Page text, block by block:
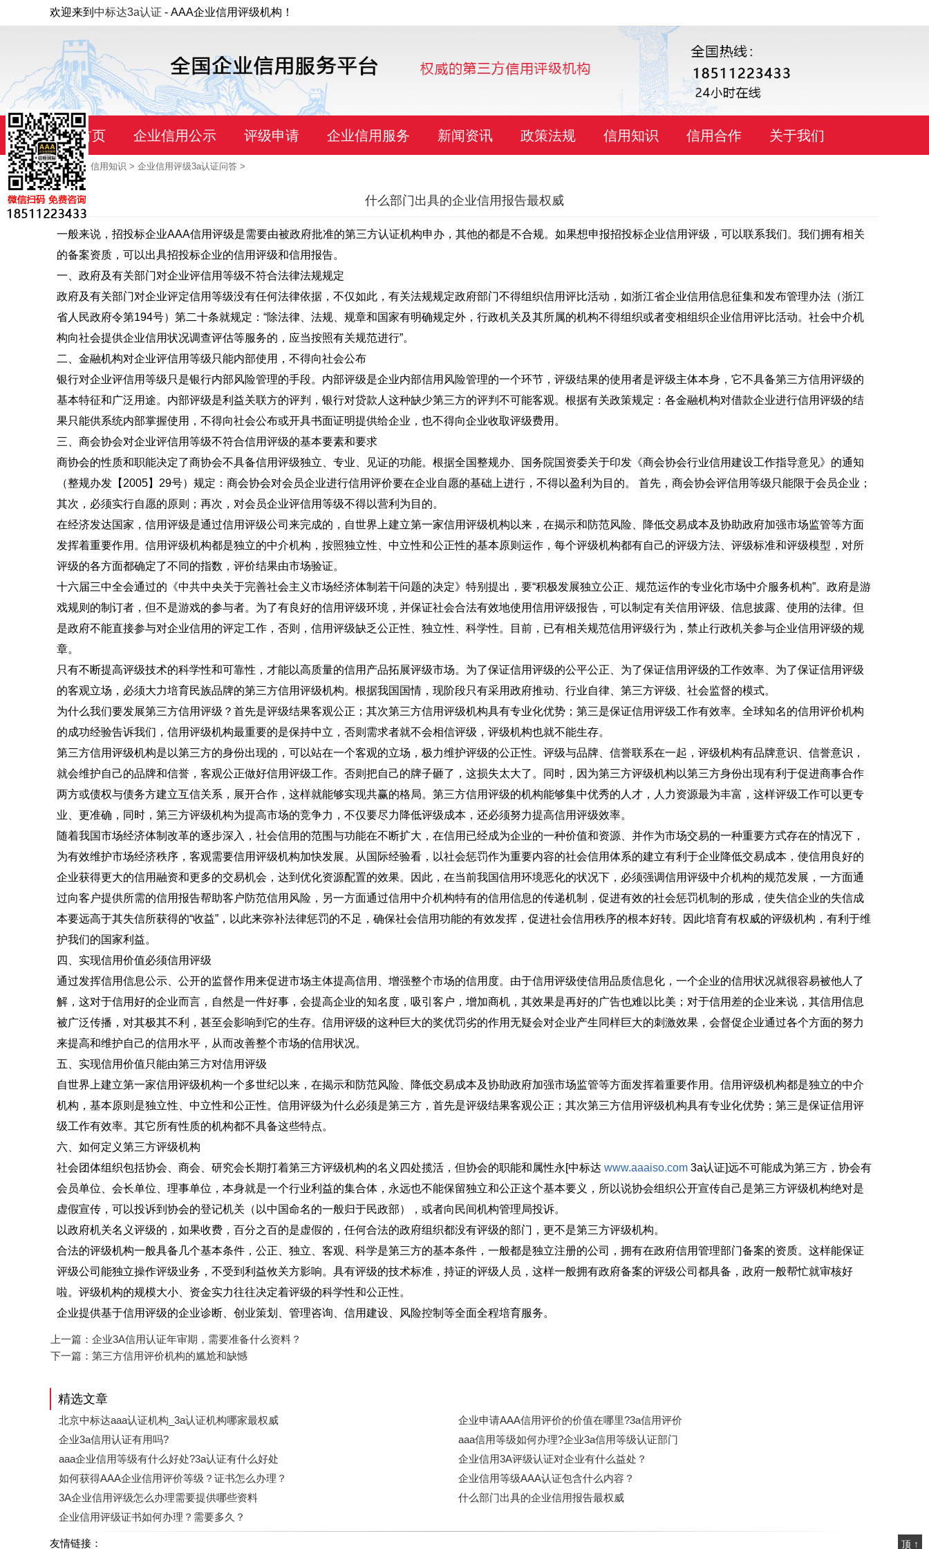
欢迎来到 中标达3a认证 - AAA企业信用评级机构！
首页 企业信用公示 评级申请 企业信用服务 新闻资讯 政策法规 信用知识 信用合作 关于我们
当前位置：首页> 信用知识 > 企业信用评级3a认证问答 >
什么部门出具的企业信用报告最权威
一般来说，招投标企业AAA信用评级是需要由被政府批准的第三方认证机构申办，其他的都是不合规。如果想申报招投标企业信用评级，可以联系我们。我们拥有相关
的备案资质，可以出具招投标企业的信用评级和信用报告。
一、政府及有关部门对企业评信用等级不符合法律法规规定
政府及有关部门对企业评定信用等级没有任何法律依据，不仅如此，有关法规规定政府部门不得组织信用评比活动，如浙江省企业信用信息征集和发布管理办法（浙江
省人民政府令第194号）第二十条就规定：“除法律、法规、规章和国家有明确规定外，行政机关及其所属的机构不得组织或者变相组织企业信用评比活动。社会中介机
构向社会提供企业信用状况调查评估等服务的，应当按照有关规范进行”。
二、金融机构对企业评信用等级只能内部使用，不得向社会公布
银行对企业评信用等级只是银行内部风险管理的手段。内部评级是企业内部信用风险管理的一个环节，评级结果的使用者是评级主体本身，它不具备第三方信用评级的
基本特征和广泛用途。内部评级是利益关联方的评判，银行对贷款人这种缺少第三方的评判不可能客观。根据有关政策规定：各金融机构对借款企业进行信用评级的结
果只能供系统内部掌握使用，不得向社会公布或开具书面证明提供给企业，也不得向企业收取评级费用。
三、商会协会对企业评信用等级不符合信用评级的基本要素和要求
商协会的性质和职能决定了商协会不具备信用评级独立、专业、见证的功能。根据全国整规办、国务院国资委关于印发《商会协会行业信用建设工作指导意见》的通知
（整规办发【2005】29号）规定：商会协会对会员企业进行信用评价要在企业自愿的基础上进行，不得以盈利为目的。 首先，商会协会评信用等级只能限于会员企业；
其次，必须实行自愿的原则；再次，对会员企业评信用等级不得以营利为目的。
在经济发达国家，信用评级是通过信用评级公司来完成的，自世界上建立第一家信用评级机构以来，在揭示和防范风险、降低交易成本及协助政府加强市场监管等方面
发挥着重要作用。信用评级机构都是独立的中介机构，按照独立性、中立性和公正性的基本原则运作，每个评级机构都有自己的评级方法、评级标准和评级模型，对所
评级的各方面都确定了不同的指数，评价结果由市场验证。
十六届三中全会通过的《中共中央关于完善社会主义市场经济体制若干问题的决定》特别提出，要“积极发展独立公正、规范运作的专业化市场中介服务机构”。政府是游
戏规则的制订者，但不是游戏的参与者。为了有良好的信用评级环境，并保证社会合法有效地使用信用评级报告，可以制定有关信用评级、信息披露、使用的法律。但
是政府不能直接参与对企业信用的评定工作，否则，信用评级缺乏公正性、独立性、科学性。目前，已有相关规范信用评级行为，禁止行政机关参与企业信用评级的规
章。
只有不断提高评级技术的科学性和可靠性，才能以高质量的信用产品拓展评级市场。为了保证信用评级的公平公正、为了保证信用评级的工作效率、为了保证信用评级
的客观立场，必须大力培育民族品牌的第三方信用评级机构。根据我国国情，现阶段只有采用政府推动、行业自律、第三方评级、社会监督的模式。
为什么我们要发展第三方信用评级？首先是评级结果客观公正；其次第三方信用评级机构具有专业化优势；第三是保证信用评级工作有效率。全球知名的信用评价机构
的成功经验告诉我们，信用评级机构最重要的是保持中立，否则需求者就不会相信评级，评级机构也就不能生存。
第三方信用评级机构是以第三方的身份出现的，可以站在一个客观的立场，极力维护评级的公正性。评级与品牌、信誉联系在一起，评级机构有品牌意识、信誉意识，
就会维护自己的品牌和信誉，客观公正做好信用评级工作。否则把自己的牌子砸了，这损失太大了。同时，因为第三方评级机构以第三方身份出现有利于促进商事合作
两方或债权与债务方建立互信关系，展开合作，这样就能够实现共赢的格局。第三方信用评级的机构能够集中优秀的人才，人力资源最为丰富，这样评级工作可以更专
业、更准确，同时，第三方评级机构为提高市场的竞争力，不仅要尽力降低评级成本，还必须努力提高信用评级效率。
随着我国市场经济体制改革的逐步深入，社会信用的范围与功能在不断扩大，在信用已经成为企业的一种价值和资源、并作为市场交易的一种重要方式存在的情况下，
为有效维护市场经济秩序，客观需要信用评级机构加快发展。从国际经验看，以社会惩罚作为重要内容的社会信用体系的建立有利于企业降低交易成本，使信用良好的
企业获得更大的信用融资和更多的交易机会，达到优化资源配置的效果。因此，在当前我国信用环境恶化的状况下，必须强调信用评级中介机构的规范发展，一方面通
过向客户提供所需的信用报告帮助客户防范信用风险，另一方面通过信用中介机构特有的信用信息的传递机制，促进有效的社会惩罚机制的形成，使失信企业的失信成
本要远高于其失信所获得的“收益”，以此来弥补法律惩罚的不足，确保社会信用功能的有效发挥，促进社会信用秩序的根本好转。因此培育有权威的评级机构，有利于维
护我们的国家利益。
四、实现信用价值必须信用评级
通过发挥信用信息公示、公开的监督作用来促进市场主体提高信用、增强整个市场的信用度。由于信用评级使信用品质信息化，一个企业的信用状况就很容易被他人了
解，这对于信用好的企业而言，自然是一件好事，会提高企业的知名度，吸引客户，增加商机，其效果是再好的广告也难以比美；对于信用差的企业来说，其信用信息
被广泛传播，对其极其不利，甚至会影响到它的生存。信用评级的这种巨大的奖优罚劣的作用无疑会对企业产生同样巨大的刺激效果，会督促企业通过各个方面的努力
来提高和维护自己的信用水平，从而改善整个市场的信用状况。
五、实现信用价值只能由第三方对信用评级
自世界上建立第一家信用评级机构一个多世纪以来，在揭示和防范风险、降低交易成本及协助政府加强市场监管等方面发挥着重要作用。信用评级机构都是独立的中介
机构，基本原则是独立性、中立性和公正性。信用评级为什么必须是第三方，首先是评级结果客观公正；其次第三方信用评级机构具有专业化优势；第三是保证信用评
级工作有效率。其它所有性质的机构都不具备这些特点。
六、如何定义第三方评级机构
社会团体组织包括协会、商会、研究会长期打着第三方评级机构的名义四处揽活，但协会的职能和属性永[中标达 www.aaaiso.com 3a认证]远不可能成为第三方，协会有
会员单位、会长单位、理事单位，本身就是一个行业利益的集合体，永远也不能保留独立和公正这个基本要义，所以说协会组织公开宣传自己是第三方评级机构绝对是
虚假宣传，可以投诉到协会的登记机关（以中国命名的一般归于民政部），或者向民间机构管理局投诉。
以政府机关名义评级的，如果收费，百分之百的是虚假的，任何合法的政府组织都没有评级的部门，更不是第三方评级机构。
合法的评级机构一般具备几个基本条件，公正、独立、客观、科学是第三方的基本条件，一般都是独立注册的公司，拥有在政府信用管理部门备案的资质。这样能保证
评级公司能独立操作评级业务，不受到利益攸关方影响。具有评级的技术标准，持证的评级人员，这样一般拥有政府备案的评级公司都具备，政府一般帮忙就审核好
啦。评级机构的规模大小、资金实力往往决定着评级的科学性和公正性。
企业提供基于信用评级的企业诊断、创业策划、管理咨询、信用建设、风险控制等全面全程培育服务。
上一篇： 企业3A信用认证年审期，需要准备什么资料？
下一篇： 第三方信用评价机构的尴尬和缺憾
精选文章
北京中标达aaa认证机构_3a认证机构哪家最权威
企业申请AAA信用评价的价值在哪里?3a信用评价
企业3a信用认证有用吗?
aaa信用等级如何办理?企业3a信用等级认证部门
aaa企业信用等级有什么好处?3a认证有什么好处
企业信用3A评级认证对企业有什么益处？
如何获得AAA企业信用评价等级？证书怎么办理？
企业信用等级AAA认证包含什么内容？
3A企业信用评级怎么办理需要提供哪些资料
什么部门出具的企业信用报告最权威
企业信用评级证书如何办理？需要多久？
友情链接： 顶 ↑